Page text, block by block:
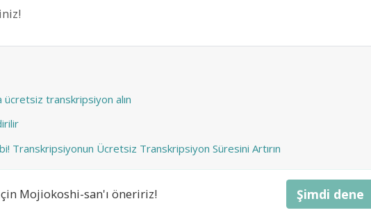
ücretsiz transkripsiyon alın
Transkripsiyonun Ücretsiz Transkripsiyon Süresini Artırın
Mojiokoshi-san'ı öneririz! Şimdi dene